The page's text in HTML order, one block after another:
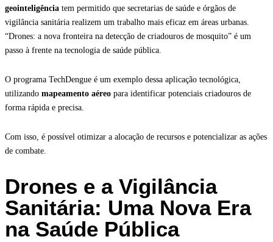
geointeligência tem permitido que secretarias de saúde e órgãos de
vigilância sanitária realizem um trabalho mais eficaz em áreas urbanas.
“Drones: a nova fronteira na detecção de criadouros de mosquito” é um
passo à frente na tecnologia de saúde pública.
O programa TechDengue é um exemplo dessa aplicação tecnológica,
utilizando mapeamento aéreo para identificar potenciais criadouros de
forma rápida e precisa.
Com isso, é possível otimizar a alocação de recursos e potencializar as ações
de combate.
Drones e a Vigilância
Sanitária: Uma Nova Era
na Saúde Pública